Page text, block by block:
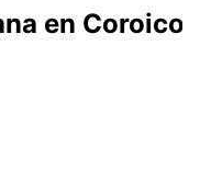
en Coroico.